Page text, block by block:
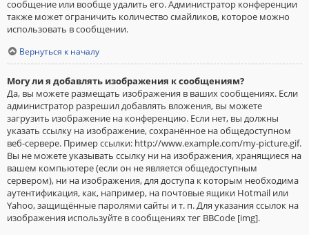
сообщение или вообще удалить его. Администратор конференции
также может ограничить количество смайликов, которое можно
использовать в сообщении.
Вернуться к началу
Могу ли я добавлять изображения к сообщениям?
Да, вы можете размещать изображения в ваших сообщениях. Если
администратор разрешил добавлять вложения, вы можете
загрузить изображение на конференцию. Если нет, вы должны
указать ссылку на изображение, сохранённое на общедоступном
веб-сервере. Пример ссылки: http://www.example.com/my-picture.gif.
Вы не можете указывать ссылку ни на изображения, хранящиеся на
вашем компьютере (если он не является общедоступным
сервером), ни на изображения, для доступа к которым необходима
аутентификация, как, например, на почтовые ящики Hotmail или
Yahoo, защищённые паролями сайты и т. п. Для указания ссылок на
изображения используйте в сообщениях тег BBCode [img].